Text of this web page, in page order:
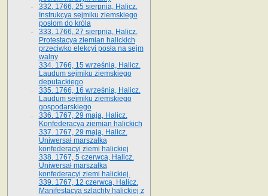
332. 1766, 25 sierpnia, Halicz.
Instrukcya sejmiku ziemskiego
posłom do króla
333. 1766, 27 sierpnia, Halicz.
Protestacya ziemian halickich
przeciwko elekcyi posła na sejm
walny
334. 1766, 15 września, Halicz.
Laudum sejmiku ziemskiego
deputackiego
335. 1766, 16 września, Halicz.
Laudum sejmiku ziemskiego
gospodarskiego
336. 1767, 29 maja, Halicz.
Konfederacya ziemian halickich
337. 1767, 29 maja, Halicz.
Uniwersał marszałka
konfederacyi ziemi halickiej
338. 1767, 5 czerwca, Halicz.
Uniwersał marszałka
konfederacyi ziemi halickiej.
339. 1767, 12 czerwca, Halicz.
Manifestacya szlachty halickiej z